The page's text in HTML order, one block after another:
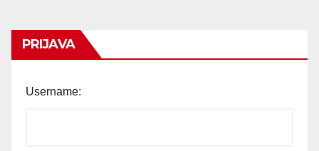
PRIJAVA
Username: